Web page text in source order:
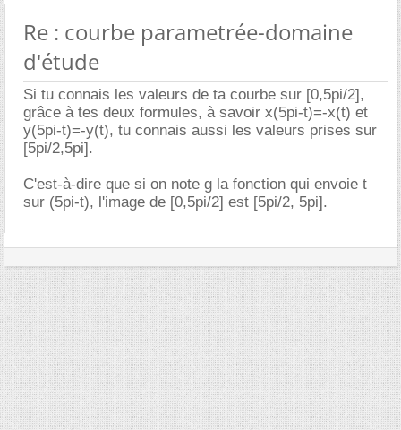
Re : courbe parametrée-domaine
d'étude
Si tu connais les valeurs de ta courbe sur [0,5pi/2],
grâce à tes deux formules, à savoir x(5pi-t)=-x(t) et
y(5pi-t)=-y(t), tu connais aussi les valeurs prises sur
[5pi/2,5pi].
C'est-à-dire que si on note g la fonction qui envoie t
sur (5pi-t), l'image de [0,5pi/2] est [5pi/2, 5pi].